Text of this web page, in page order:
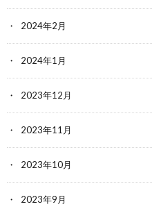
2024年2月
2024年1月
2023年12月
2023年11月
2023年10月
2023年9月